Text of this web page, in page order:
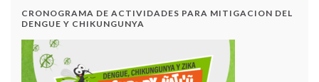
CRONOGRAMA DE ACTIVIDADES PARA MITIGACION DEL
DENGUE Y CHIKUNGUNYA